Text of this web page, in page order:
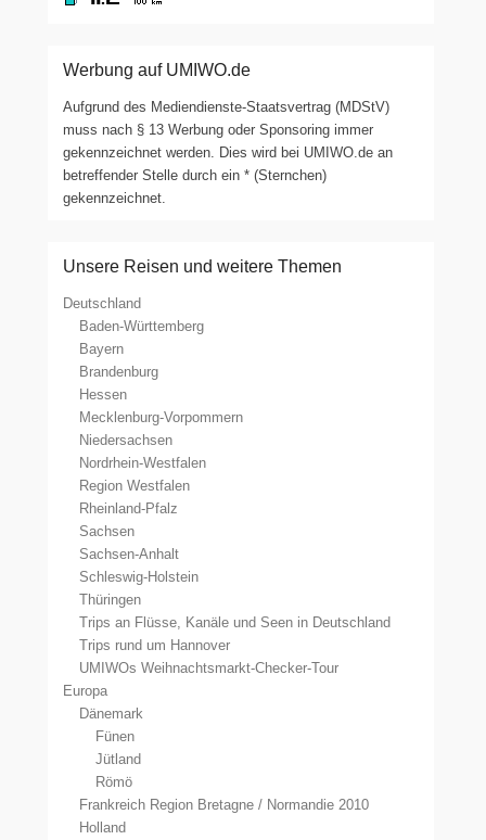
Werbung auf UMIWO.de
Aufgrund des Mediendienste-Staatsvertrag (MDStV)
muss nach § 13 Werbung oder Sponsoring immer
gekennzeichnet werden. Dies wird bei UMIWO.de an
betreffender Stelle durch ein * (Sternchen)
gekennzeichnet.
Unsere Reisen und weitere Themen
Deutschland
Baden-Württemberg
Bayern
Brandenburg
Hessen
Mecklenburg-Vorpommern
Niedersachsen
Nordrhein-Westfalen
Region Westfalen
Rheinland-Pfalz
Sachsen
Sachsen-Anhalt
Schleswig-Holstein
Thüringen
Trips an Flüsse, Kanäle und Seen in Deutschland
Trips rund um Hannover
UMIWOs Weihnachtsmarkt-Checker-Tour
Europa
Dänemark
Fünen
Jütland
Römö
Frankreich Region Bretagne / Normandie 2010
Holland